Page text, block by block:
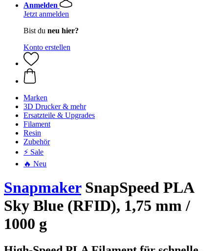
Anmelden
Jetzt anmelden
Bist du neu hier?
Konto erstellen
Marken
3D Drucker & mehr
Ersatzteile & Upgrades
Filament
Resin
Zubehör
⚡ Sale
🔥 Neu
SnapmakerSnapSpeed PLA
Sky Blue (RFID), 1,75 mm /
1000 g